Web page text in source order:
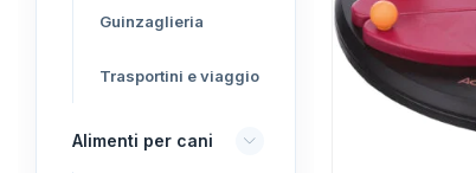
TRIBAL
Unica
TRIXIE
Beaphar
Guinzaglieria
Trasportini e viaggio
Alimenti per cani